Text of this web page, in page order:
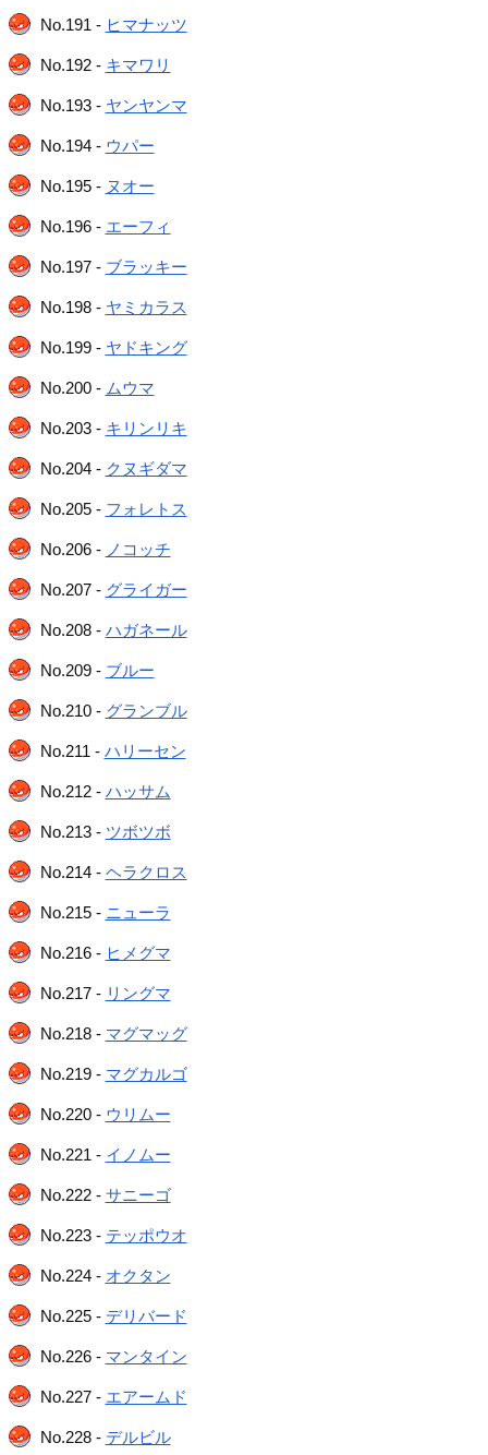
No.191 - ヒマナッツ
No.192 - キマワリ
No.193 - ヤンヤンマ
No.194 - ウパー
No.195 - ヌオー
No.196 - エーフィ
No.197 - ブラッキー
No.198 - ヤミカラス
No.199 - ヤドキング
No.200 - ムウマ
No.203 - キリンリキ
No.204 - クヌギダマ
No.205 - フォレトス
No.206 - ノコッチ
No.207 - グライガー
No.208 - ハガネール
No.209 - ブルー
No.210 - グランブル
No.211 - ハリーセン
No.212 - ハッサム
No.213 - ツボツボ
No.214 - ヘラクロス
No.215 - ニューラ
No.216 - ヒメグマ
No.217 - リングマ
No.218 - マグマッグ
No.219 - マグカルゴ
No.220 - ウリムー
No.221 - イノムー
No.222 - サニーゴ
No.223 - テッポウオ
No.224 - オクタン
No.225 - デリバード
No.226 - マンタイン
No.227 - エアームド
No.228 - デルビル